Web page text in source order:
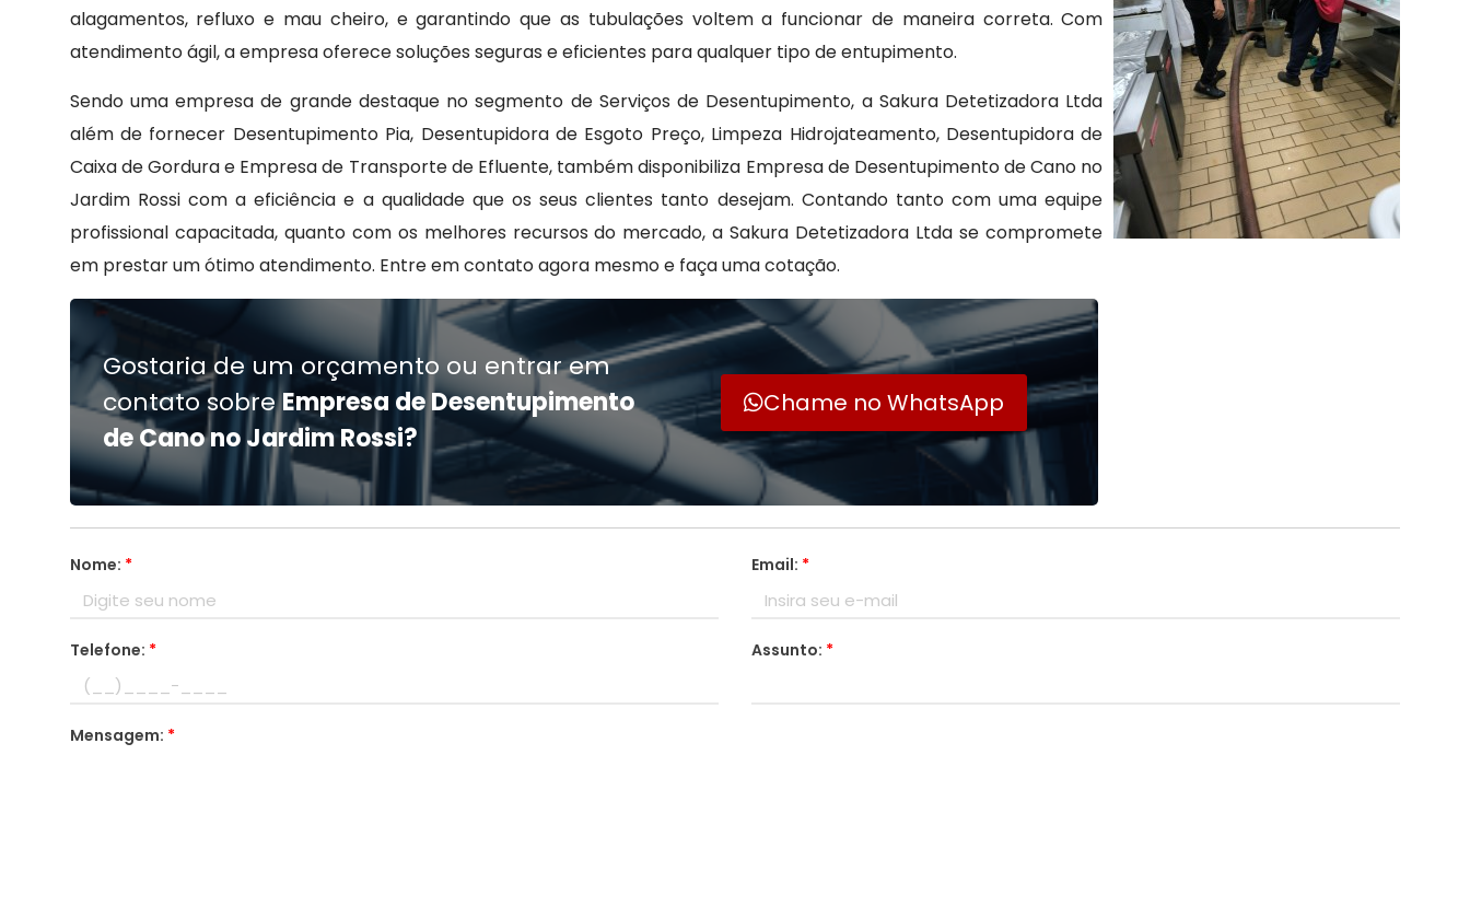
alagamentos, refluxo e mau cheiro, e garantindo que as tubulações voltem a funcionar de maneira correta. Com
atendimento ágil, a empresa oferece soluções seguras e eficientes para qualquer tipo de entupimento.
Sendo uma empresa de grande destaque no segmento de Serviços de Desentupimento, a Sakura Detetizadora Ltda
além de fornecer Desentupimento Pia, Desentupidora de Esgoto Preço, Limpeza Hidrojateamento, Desentupidora de
Caixa de Gordura e Empresa de Transporte de Efluente, também disponibiliza Empresa de Desentupimento de Cano no
Jardim Rossi com a eficiência e a qualidade que os seus clientes tanto desejam. Contando tanto com uma equipe
profissional capacitada, quanto com os melhores recursos do mercado, a Sakura Detetizadora Ltda se compromete
em prestar um ótimo atendimento. Entre em contato agora mesmo e faça uma cotação.
Gostaria de um orçamento ou entrar em
contato sobreEmpresa de Desentupimento
de Cano no Jardim Rossi?
Chame no WhatsApp
Nome: * Email: *
Telefone: * Assunto: *
Mensagem: *